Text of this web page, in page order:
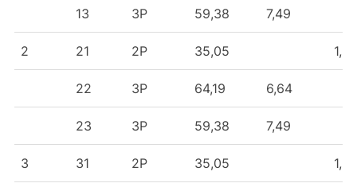
13 3P 59,38 7,49
2 21 2P 35,05 1,61
22 3P 64,19 6,64
23 3P 59,38 7,49
3 31 2P 35,05 1,61